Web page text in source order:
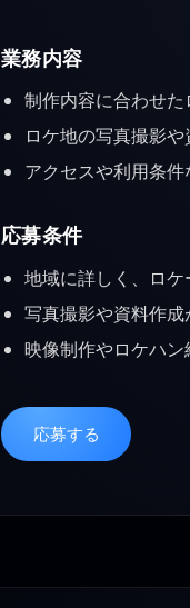
業務内容
制作内容に合わせた
ロケ地の写真撮影や
アクセスや利用条件
応募条件
地域に詳しく、ロケ
写真撮影や資料作成
映像制作やロケハン
応募する